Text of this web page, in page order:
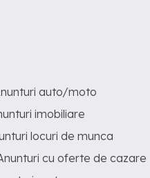
auto/moto
imobiliare
locuri de munca
cu oferte de cazare